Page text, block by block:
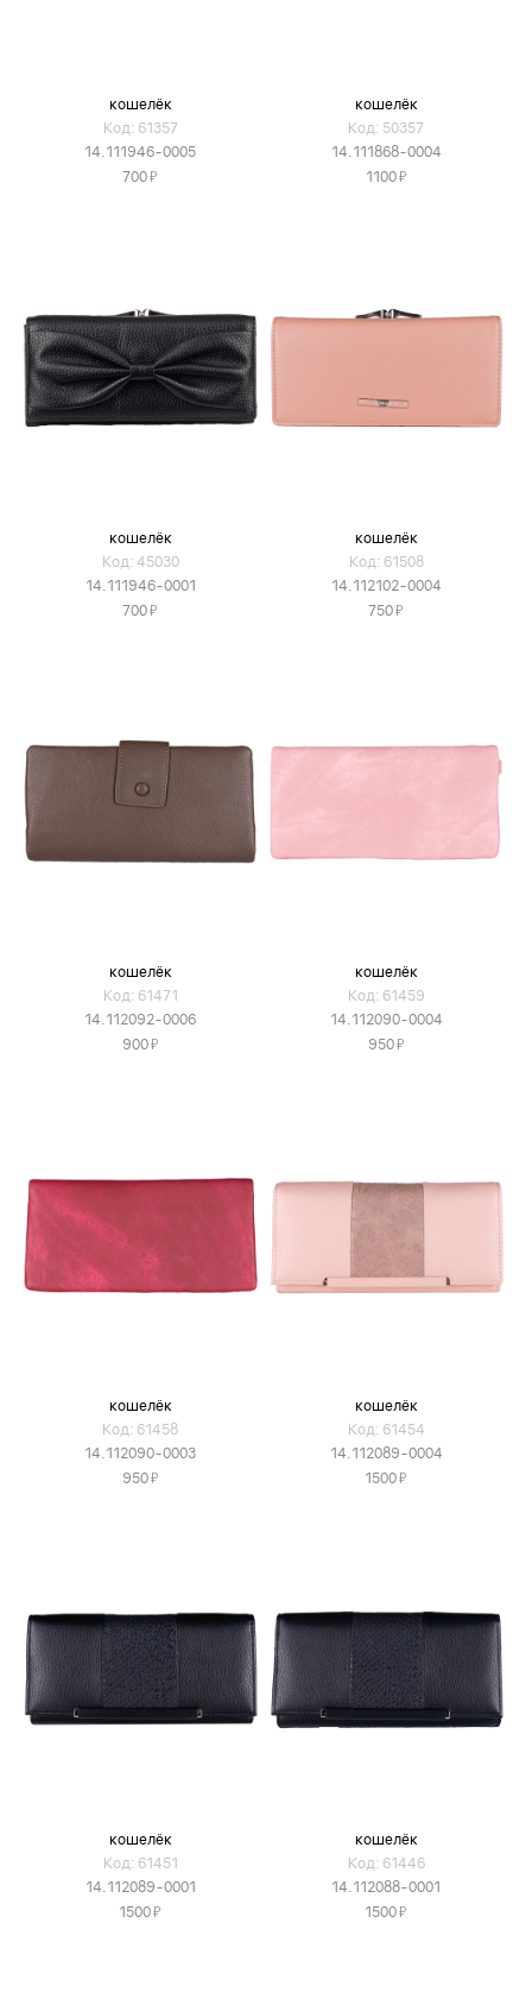
кошелёк
Код: 61357
14.111946-0005
700Я
кошелёк
Код: 50357
14.111868-0004
1100Я
кошелёк
Код: 45030
14.111946-0001
700Я
кошелёк
Код: 61508
14.112102-0004
750Я
кошелёк
Код: 61471
14.112092-0006
900Я
кошелёк
Код: 61459
14.112090-0004
950Я
кошелёк
Код: 61458
14.112090-0003
950Я
кошелёк
Код: 61454
14.112089-0004
1500Я
кошелёк
Код: 61451
14.112089-0001
1500Я
кошелёк
Код: 61446
14.112088-0001
1500Я